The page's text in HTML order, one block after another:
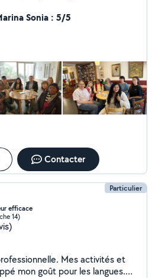
à tous,
compétences en anglais
moi maintenant. Je
et en France. Et
depuis 3 ans maintenant. Et je
élève a des besoins individuels
mes leçons qui fonctionnent
mes étudiants potentiels, j'ai
et d'étudier ensemble. à
Sonia : 5/5
Contacter
Particulier
efficace
14)
Mes activités et
mon goût pour les langues.